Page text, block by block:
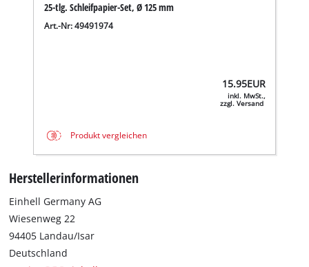
25-tlg. Schleifpapier-Set, Ø 125 mm
Art.-Nr: 49491974
15.95EUR
inkl. MwSt.,
zzgl. Versand
Produkt vergleichen
Herstellerinformationen
Einhell Germany AG
Wiesenweg 22
94405 Landau/Isar
Deutschland